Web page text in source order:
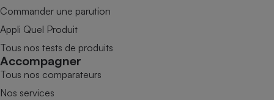
Commander une parution
Appli Quel Produit
Tous nos tests de produits
Accompagner
Tous nos comparateurs
Nos services